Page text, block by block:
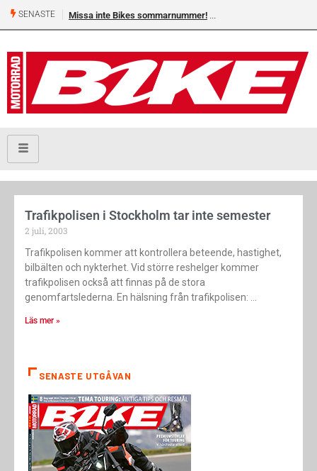
SENASTE Missa inte Bikes sommarnummer!
Trafikpolisen i Stockholm tar inte semester
2 juli, 2003
Trafikpolisen kommer att kontrollera beteende, hastighet,
bilbälten och nykterhet. Vid större reshelger kommer
trafikpolisen också att finnas på de stora
genomfartslederna. En hälsning från trafikpolisen:
Läs mer »
SENASTE UTGÅVAN